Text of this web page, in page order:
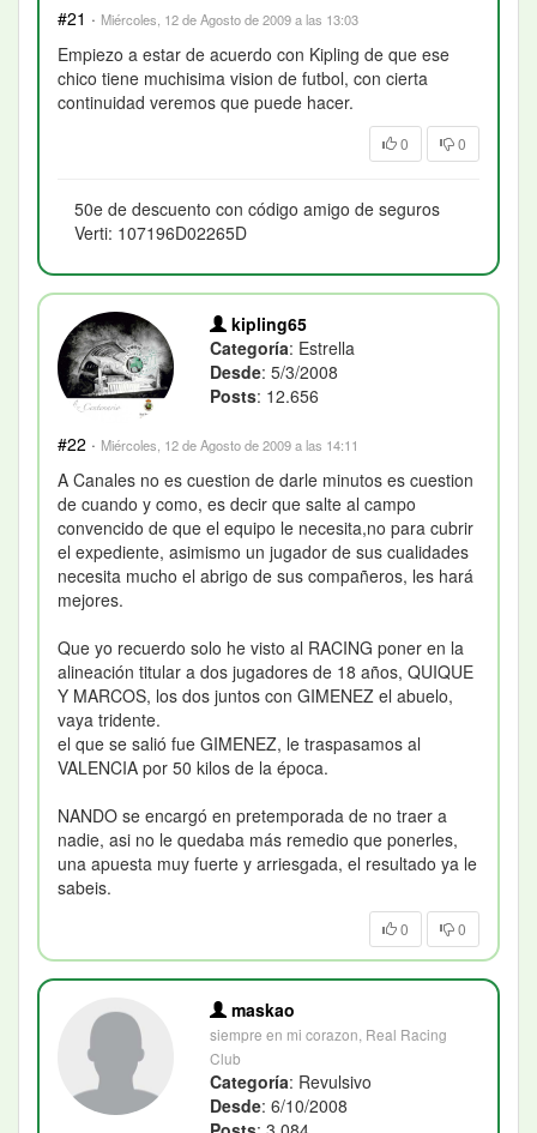
#21 · Miércoles, 12 de Agosto de 2009 a las 13:03
Empiezo a estar de acuerdo con Kipling de que ese
chico tiene muchisima vision de futbol, con cierta
continuidad veremos que puede hacer.
0 0
50e de descuento con código amigo de seguros
Verti: 107196D02265D
kipling65
Categoría: Estrella
Desde: 5/3/2008
Posts: 12.656
#22 · Miércoles, 12 de Agosto de 2009 a las 14:11
A Canales no es cuestion de darle minutos es cuestion
de cuando y como, es decir que salte al campo
convencido de que el equipo le necesita,no para cubrir
el expediente, asimismo un jugador de sus cualidades
necesita mucho el abrigo de sus compañeros, les hará
mejores.
Que yo recuerdo solo he visto al RACING poner en la
alineación titular a dos jugadores de 18 años, QUIQUE
Y MARCOS, los dos juntos con GIMENEZ el abuelo,
vaya tridente.
el que se salió fue GIMENEZ, le traspasamos al
VALENCIA por 50 kilos de la época.
NANDO se encargó en pretemporada de no traer a
nadie, asi no le quedaba más remedio que ponerles,
una apuesta muy fuerte y arriesgada, el resultado ya le
sabeis.
0 0
maskao
siempre en mi corazon, Real Racing
Club
Categoría: Revulsivo
Desde: 6/10/2008